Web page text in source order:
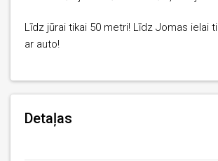
Līdz jūrai tikai 50 metri! Līdz Jomas ielai
ar auto!
Detaļas